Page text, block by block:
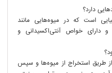
دارد؟
است که در میوه‌هایی مانند
دارای خواص آنتی‌اکسیدانی و
طریق استخراج از میوه‌ها و سپس